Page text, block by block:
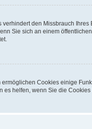
den Missbrauch Ihres
Sie sich an einem
Cookies einige
es helfen, wenn Sie die Cookies